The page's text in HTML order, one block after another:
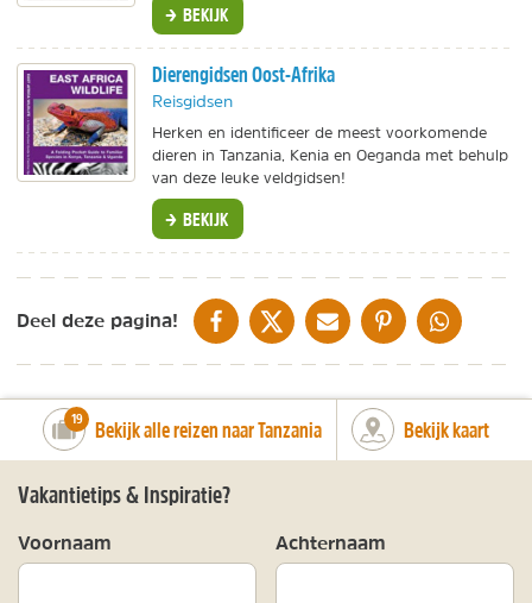
BEKIJK
Dierengidsen Oost-Afrika
Reisgidsen
Herken en identificeer de meest voorkomende
dieren in Tanzania, Kenia en Oeganda met behulp
van deze leuke veldgidsen!
BEKIJK
Deel deze pagina! DELEN OP FACEBOOK
DELEN OP XDELEN VIA DE MAIL
DELEN OP PINTEREST
DELEN OP
number_of_trips:
19 Bekijk alle reizen naar Tanzania Bekijk kaart
Vakantietips & Inspiratie?
Voornaam Achternaam